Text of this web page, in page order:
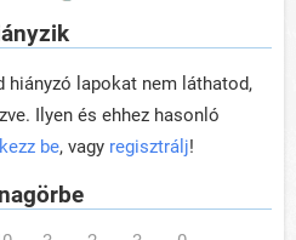
hiányzó lapokat nem láthatod,
Ilyen és ehhez hasonló
be, vagy regisztrálj!